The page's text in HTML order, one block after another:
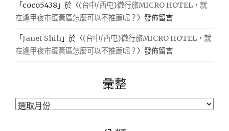
「 coco5438 」於〈(台中/西屯)微行旅MICRO HOTEL，就
在逢甲夜市蛋黃區怎麼可以不推薦呢？ 〉發佈留言
「Janet Shih 」於〈(台中/西屯)微行旅MICRO HOTEL，就
在逢甲夜市蛋黃區怎麼可以不推薦呢？ 〉發佈留言
彙整
彙